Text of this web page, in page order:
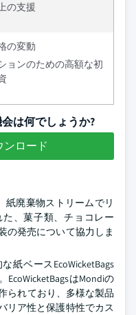
の支援
の変動
ョンのための高額な初
は何でしょうか?
ンロード
紙廃棄物ストリームでリ
、菓子類、チョコレー
の発売について協力しま
紙ベースEcoWicketBags
はMondiの
られており、多様な製品
リア性と保護特性でカス